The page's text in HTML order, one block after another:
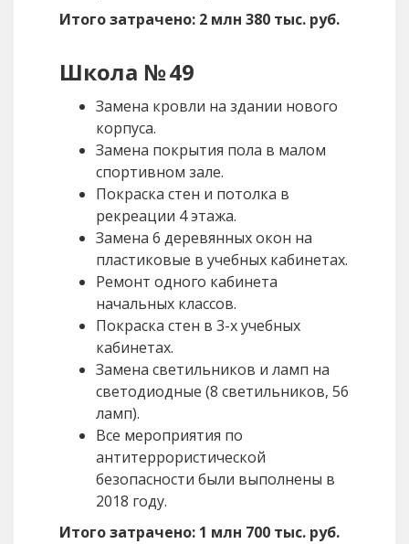
Итого затрачено: 2 млн 380 тыс. руб.
Школа № 49
Замена кровли на здании нового
корпуса.
Замена покрытия пола в малом
спортивном зале.
Покраска стен и потолка в
рекреации 4 этажа.
Замена 6 деревянных окон на
пластиковые в учебных кабинетах.
Ремонт одного кабинета
начальных классов.
Покраска стен в 3-х учебных
кабинетах.
Замена светильников и ламп на
светодиодные (8 светильников, 56
ламп).
Все мероприятия по
антитеррористической
безопасности были выполнены в
2018 году.
Итого затрачено: 1 млн 700 тыс. руб.